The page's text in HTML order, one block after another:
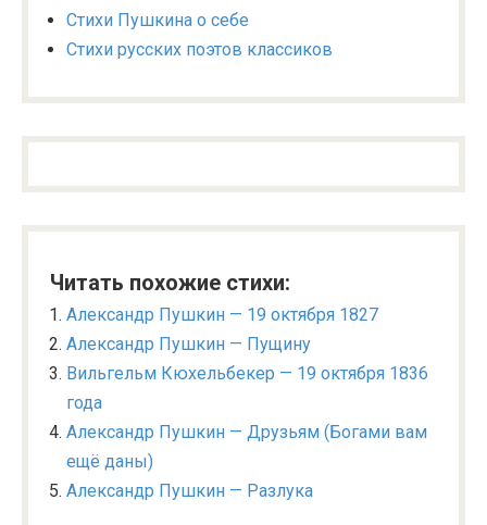
Стихи Пушкина о себе
Стихи русских поэтов классиков
Читать похожие стихи:
Александр Пушкин — 19 октября 1827
Александр Пушкин — Пущину
Вильгельм Кюхельбекер — 19 октября 1836
года
Александр Пушкин — Друзьям (Богами вам
ещё даны)
Александр Пушкин — Разлука